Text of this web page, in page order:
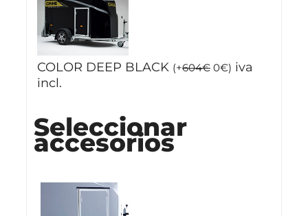
COLOR DEEP BLACK (+604€ 0€) iva
incl.
Seleccionar
accesorios